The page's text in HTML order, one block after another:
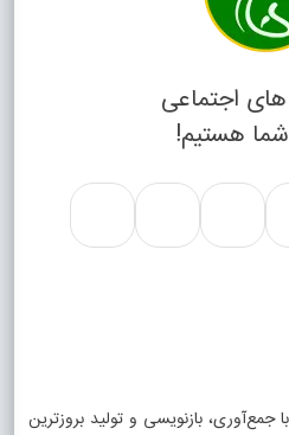
اجتماعی
شما هستیم!
بازنویسی و تولید بروزترین